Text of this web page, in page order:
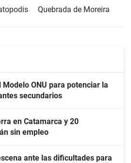
Quebrada de Moreira
ONU para potenciar la
secundarios
en Catamarca y 20
sin empleo
ante las dificultades para